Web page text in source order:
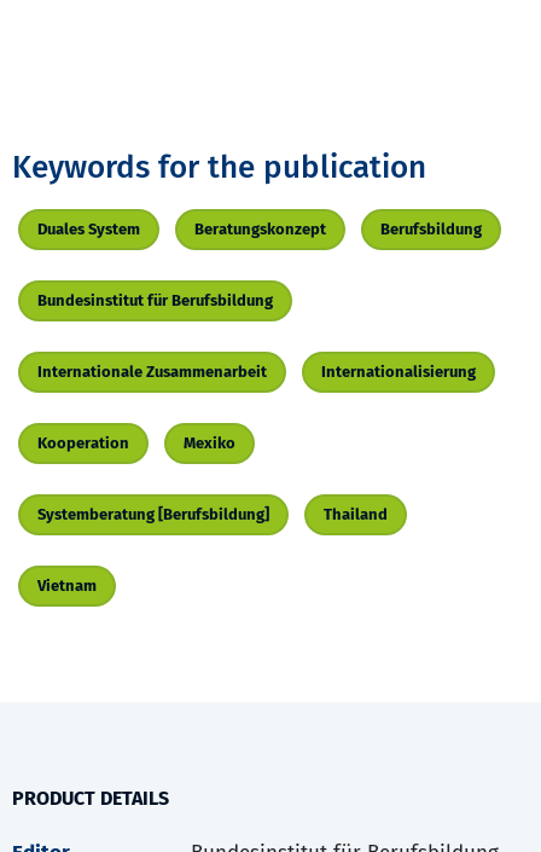
Keywords for the publication
Duales System Beratungskonzept Berufsbildung
Bundesinstitut für Berufsbildung
Internationale Zusammenarbeit Internationalisierung
Kooperation Mexiko
Systemberatung [Berufsbildung] Thailand
Vietnam
PRODUCT DETAILS